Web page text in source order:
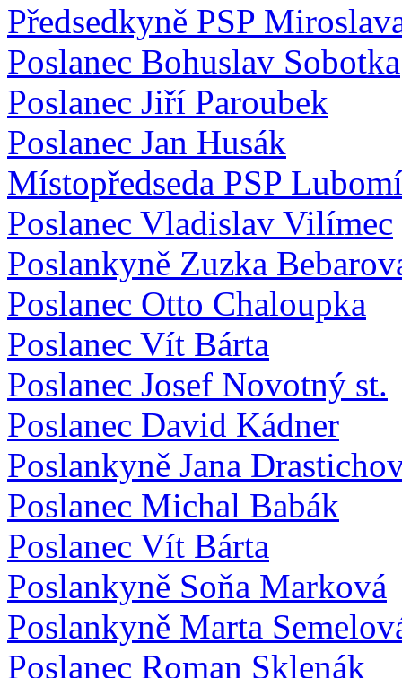
Předsedkyně PSP
Poslanec Bohuslav Sobotka
Poslanec Jiří Paroubek
Poslanec Jan Husák
Místopředseda PSP
Poslanec Vladislav Vilímec
Poslankyně Zuzka
Poslanec Otto Chaloupka
Poslanec Vít Bárta
Poslanec Josef Novotný st.
Poslanec David Kádner
Poslankyně Jana
Poslanec Michal Babák
Poslanec Vít Bárta
Poslankyně Soňa Marková
Poslankyně Marta
Poslanec Roman Sklenák